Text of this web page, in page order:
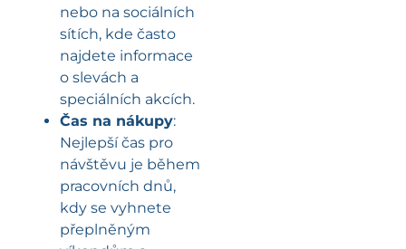
nebo na sociálních
sítích, kde často
najdete informace
o slevách a
speciálních akcích.
Čas na nákupy:
Nejlepší čas pro
návštěvu je během
pracovních dnů,
kdy se vyhnete
přeplněným